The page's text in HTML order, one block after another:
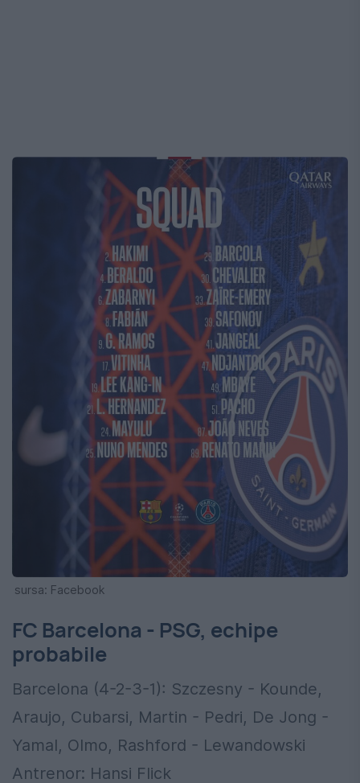
sursa: Facebook
FC Barcelona - PSG, echipe
probabile
Barcelona (4-2-3-1): Szczesny - Kounde,
Araujo, Cubarsi, Martin - Pedri, De Jong -
Yamal, Olmo, Rashford - Lewandowski
Antrenor: Hansi Flick